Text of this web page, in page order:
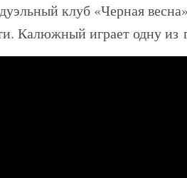
клуб «Черная
Калюжный играет одну из